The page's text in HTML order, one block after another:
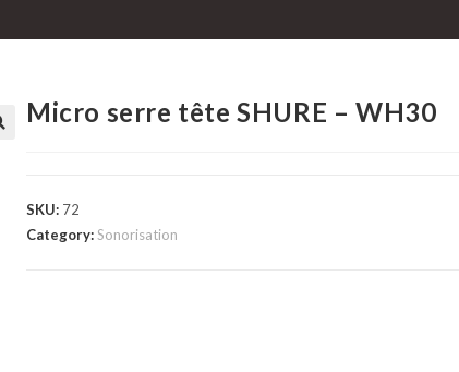
Micro serre tête SHURE – WH30
SKU: 72
Category:Sonorisation